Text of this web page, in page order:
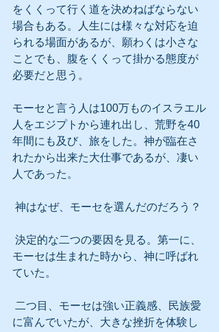
をくくって行く道を決めねばならない
場合もある。人生には様々な対応を迫
られる場面があるが、願わくは小さな
ことでも、腹をくくって掛かる態度が
必要だと思う。
モーセと言う人は100万ものイスラエル
人をエジプトから連れ出し、荒野を40
年間にも及び、旅をした。神が臨在さ
れたから出来た大仕事であるが、凄い
人であった。
神はなぜ、モーセを選んだのだろう？
モーセは生まれた時から、神に呼ばれ
ていた。
に富んでいたが、大きな挫折を体験し